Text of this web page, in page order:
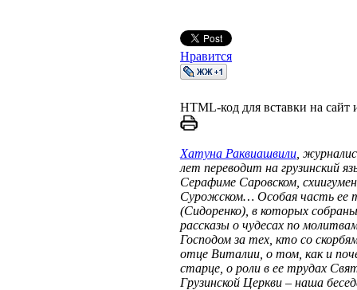
Нравится
HTML-код для вставки на сайт
Хатуна Раквиашвили ,
лет переводит на грузинский
Серафиме Саровском,
Сурожском… Особая часть ее
(Сидоренко), в которых
рассказы о чудесах по
Господом за тех, кто со
отце Виталии, о том, как и
старце, о роли в ее трудах
Грузинской Церкви – наша